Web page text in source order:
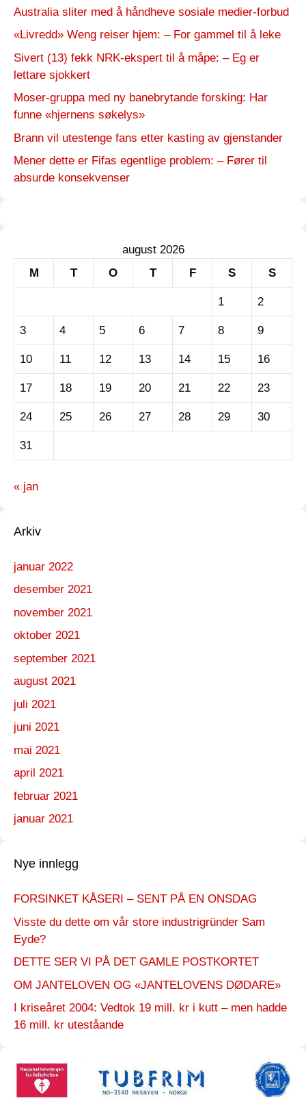
Australia sliter med å håndheve sosiale medier-forbud
«Livredd» Weng reiser hjem: – For gammel til å leke
Sivert (13) fekk NRK-ekspert til å måpe: – Eg er
lettare sjokkert
Moser-gruppa med ny banebrytande forsking: Har
funne «hjernens søkelys»
Brann vil utestenge fans etter kasting av gjenstander
Mener dette er Fifas egentlige problem: – Fører til
absurde konsekvenser
august 2026
M
T O T F S S
1 2
3 4 5 6 7 8 9
10 11 12 13 14 15 16
17 18 19 20 21 22 23
24 25 26 27 28 29 30
31
« jan
Arkiv
januar 2022
desember 2021
november 2021
oktober 2021
september 2021
august 2021
juli 2021
juni 2021
mai 2021
april 2021
februar 2021
januar 2021
Nye innlegg
FORSINKET KÅSERI – SENT PÅ EN ONSDAG
Visste du dette om vår store industrigründer Sam
Eyde?
DETTE SER VI PÅ DET GAMLE POSTKORTET
OM JANTELOVEN OG «JANTELOVENS DØDARE»
I kriseåret 2004: Vedtok 19 mill. kr i kutt – men hadde
16 mill. kr uteståande